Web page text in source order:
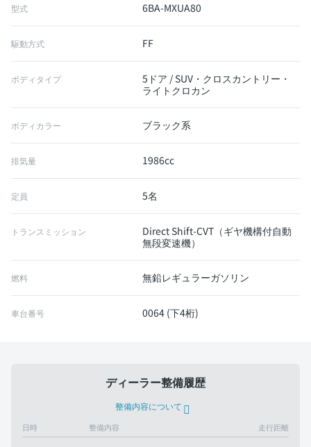
型式 6BA-MXUA80
駆動方式 FF
ボディタイプ
5ドア / SUV・クロスカントリー・
ライトクロカン
ボディカラー ブラック系
排気量 1986cc
定員 5名
トランスミッション
Direct Shift-CVT（ギヤ機構付自動
無段変速機）
燃料 無鉛レギュラーガソリン
車台番号 0064 (下4桁)
ディーラー整備履歴
整備内容について
日時 整備内容 走行距離